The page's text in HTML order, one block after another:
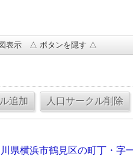
図表示 △ ボタンを隠す △
県横浜市鶴見区の町丁・字